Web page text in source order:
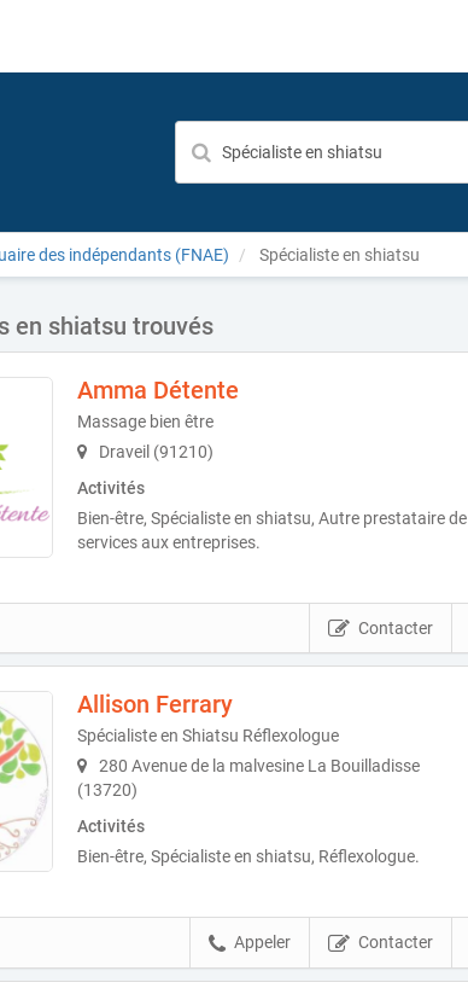
des indépendants (FNAE) Spécialiste en shiatsu
en shiatsu trouvés
Amma Détente
Massage bien être
Draveil (91210)
Activités
Bien-être, Spécialiste en shiatsu, Autre prestataire de
services aux entreprises.
Contacter
Allison Ferrary
Spécialiste en Shiatsu Réflexologue
280 Avenue de la malvesine La Bouilladisse
(13720)
Activités
Bien-être, Spécialiste en shiatsu, Réflexologue.
Contacter
Appeler